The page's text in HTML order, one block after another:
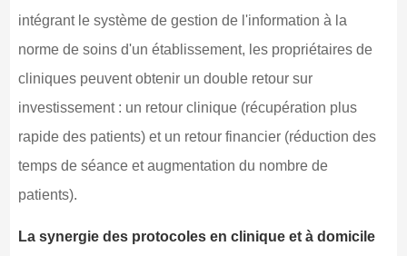
intégrant le système de gestion de l'information à la
norme de soins d'un établissement, les propriétaires de
cliniques peuvent obtenir un double retour sur
investissement : un retour clinique (récupération plus
rapide des patients) et un retour financier (réduction des
temps de séance et augmentation du nombre de
patients).
La synergie des protocoles en clinique et à domicile